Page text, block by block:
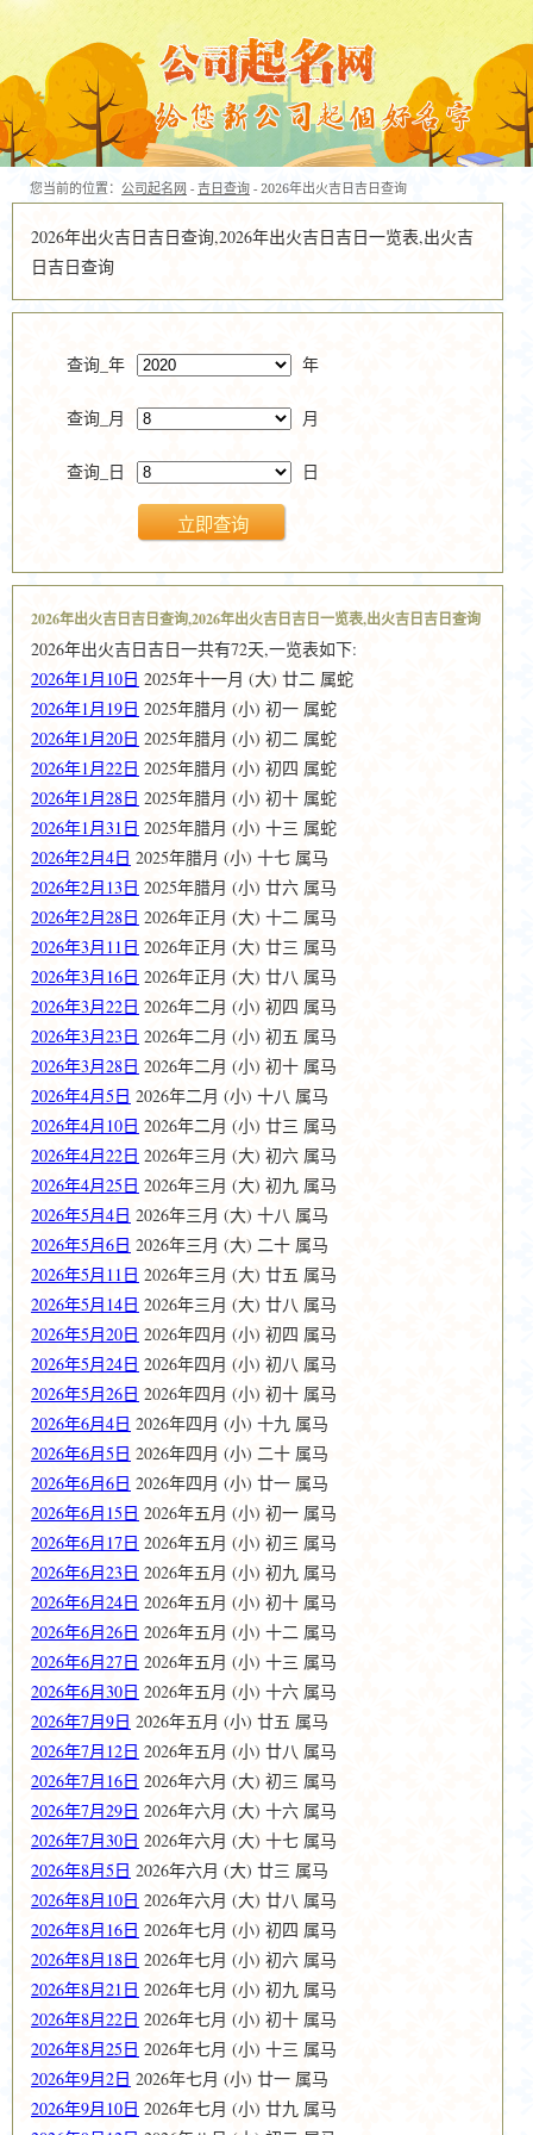
您当前的位置： 公司起名网 - 吉日查询 - 2026年出火吉日吉日查询
2026年出火吉日吉日查询,2026年出火吉日吉日一览表,出火吉
日吉日查询
查询_年 年
查询_月 月
查询_日 日
2026年出火吉日吉日查询,2026年出火吉日吉日一览表,出火吉日吉日查询
2026年出火吉日吉日一共有72天,一览表如下:
2026年1月10日 2025年十一月 (大) 廿二 属蛇
2026年1月19日 2025年腊月 (小) 初一 属蛇
2026年1月20日 2025年腊月 (小) 初二 属蛇
2026年1月22日 2025年腊月 (小) 初四 属蛇
2026年1月28日 2025年腊月 (小) 初十 属蛇
2026年1月31日 2025年腊月 (小) 十三 属蛇
2026年2月4日 2025年腊月 (小) 十七 属马
2026年2月13日 2025年腊月 (小) 廿六 属马
2026年2月28日 2026年正月 (大) 十二 属马
2026年3月11日 2026年正月 (大) 廿三 属马
2026年3月16日 2026年正月 (大) 廿八 属马
2026年3月22日 2026年二月 (小) 初四 属马
2026年3月23日 2026年二月 (小) 初五 属马
2026年3月28日 2026年二月 (小) 初十 属马
2026年4月5日 2026年二月 (小) 十八 属马
2026年4月10日 2026年二月 (小) 廿三 属马
2026年4月22日 2026年三月 (大) 初六 属马
2026年4月25日 2026年三月 (大) 初九 属马
2026年5月4日 2026年三月 (大) 十八 属马
2026年5月6日 2026年三月 (大) 二十 属马
2026年5月11日 2026年三月 (大) 廿五 属马
2026年5月14日 2026年三月 (大) 廿八 属马
2026年5月20日 2026年四月 (小) 初四 属马
2026年5月24日 2026年四月 (小) 初八 属马
2026年5月26日 2026年四月 (小) 初十 属马
2026年6月4日 2026年四月 (小) 十九 属马
2026年6月5日 2026年四月 (小) 二十 属马
2026年6月6日 2026年四月 (小) 廿一 属马
2026年6月15日 2026年五月 (小) 初一 属马
2026年6月17日 2026年五月 (小) 初三 属马
2026年6月23日 2026年五月 (小) 初九 属马
2026年6月24日 2026年五月 (小) 初十 属马
2026年6月26日 2026年五月 (小) 十二 属马
2026年6月27日 2026年五月 (小) 十三 属马
2026年6月30日 2026年五月 (小) 十六 属马
2026年7月9日 2026年五月 (小) 廿五 属马
2026年7月12日 2026年五月 (小) 廿八 属马
2026年7月16日 2026年六月 (大) 初三 属马
2026年7月29日 2026年六月 (大) 十六 属马
2026年7月30日 2026年六月 (大) 十七 属马
2026年8月5日 2026年六月 (大) 廿三 属马
2026年8月10日 2026年六月 (大) 廿八 属马
2026年8月16日 2026年七月 (小) 初四 属马
2026年8月18日 2026年七月 (小) 初六 属马
2026年8月21日 2026年七月 (小) 初九 属马
2026年8月22日 2026年七月 (小) 初十 属马
2026年8月25日 2026年七月 (小) 十三 属马
2026年9月2日 2026年七月 (小) 廿一 属马
2026年9月10日 2026年七月 (小) 廿九 属马